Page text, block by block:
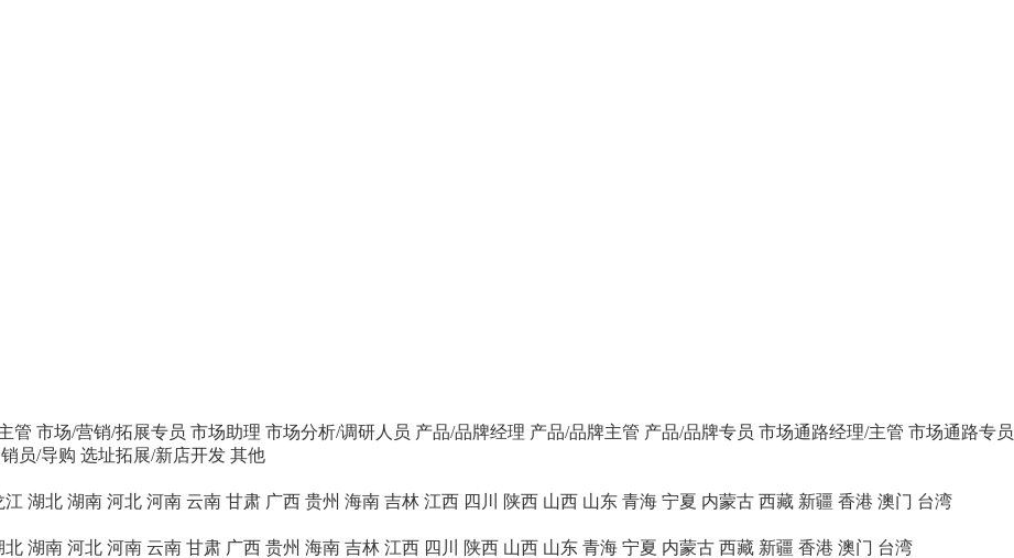
管 市场/营销/拓展专员 市场助理 市场分析/调研人员 产品/品牌经理 产品/品牌主管 产品/品牌专员 市场通路经理/主管 市场通路专员
员/导购 选址拓展/新店开发 其他
江 湖北 湖南 河北 河南 云南 甘肃 广西 贵州 海南 吉林 江西 四川 陕西 山西 山东 青海 宁夏 内蒙古 西藏 新疆 香港 澳门 台湾
北 湖南 河北 河南 云南 甘肃 广西 贵州 海南 吉林 江西 四川 陕西 山西 山东 青海 宁夏 内蒙古 西藏 新疆 香港 澳门 台湾